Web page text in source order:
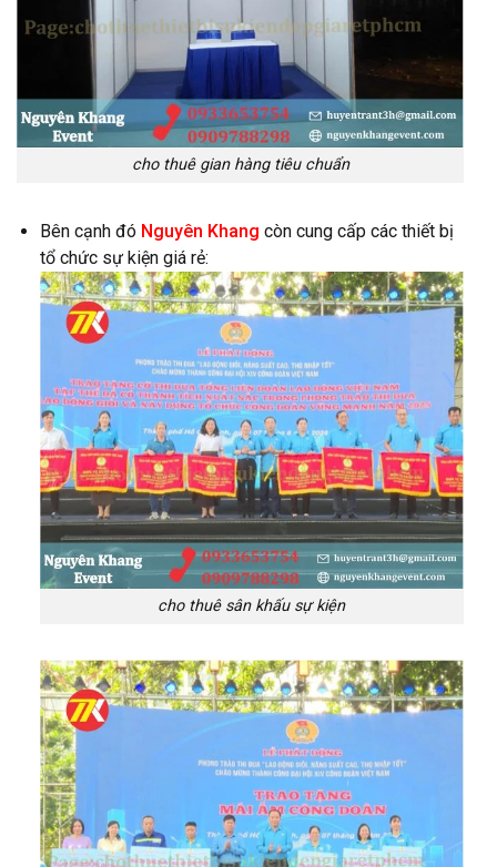
cho thuê gian hàng tiêu chuẩn
Bên cạnh đó Nguyên Khang còn cung cấp các thiết bị
tổ chức sự kiện giá rẻ:
cho thuê sân khấu sự kiện